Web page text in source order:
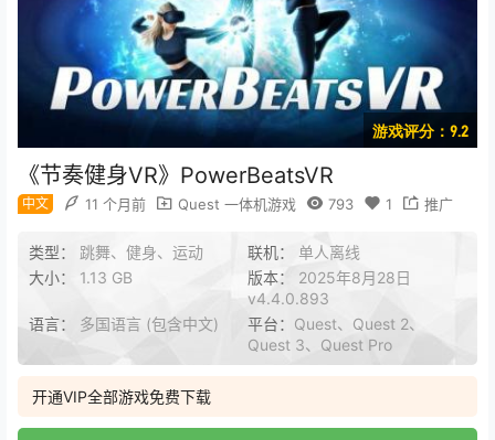
游戏评分：9.2
《节奏健身VR》PowerBeatsVR
中文 11 个月前 Quest 一体机游戏 793 1 推广
类型： 跳舞、健身、运动 联机： 单人离线
大小： 1.13 GB 版本： 2025年8月28日
v4.4.0.893
语言： 多国语言 (包含中文) 平台： Quest、Quest 2、
Quest 3、Quest Pro
开通VIP全部游戏免费下载